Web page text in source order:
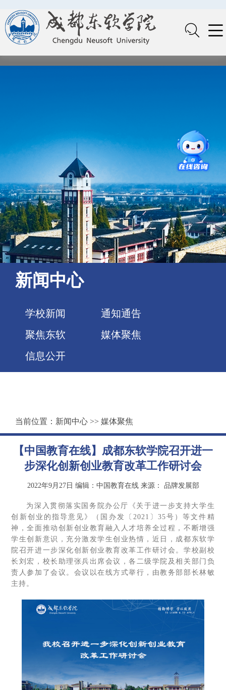
新闻中心
学校新闻
通知通告
聚焦东软
媒体聚焦
信息公开
当前位置： 新闻中心 >> 媒体聚焦
【中国教育在线】成都东软学院召开进一
步深化创新创业教育改革工作研讨会
2022年9月27日 编辑：中国教育在线 来源： 品牌发展部
为深入贯彻落实国务院办公厅《关于进一步支持大学生
创新创业的指导意见》（国办发〔2021〕35号）等文件精
神，全面推动创新创业教育融入人才培养全过程，不断增强
学生创新意识，充分激发学生创业热情，近日，成都东软学
院召开进一步深化创新创业教育改革工作研讨会。学校副校
长刘宏，校长助理张兵出席会议，各二级学院及相关部门负
责人参加了会议。会议以在线方式举行，由教务部部长林敏
主持。